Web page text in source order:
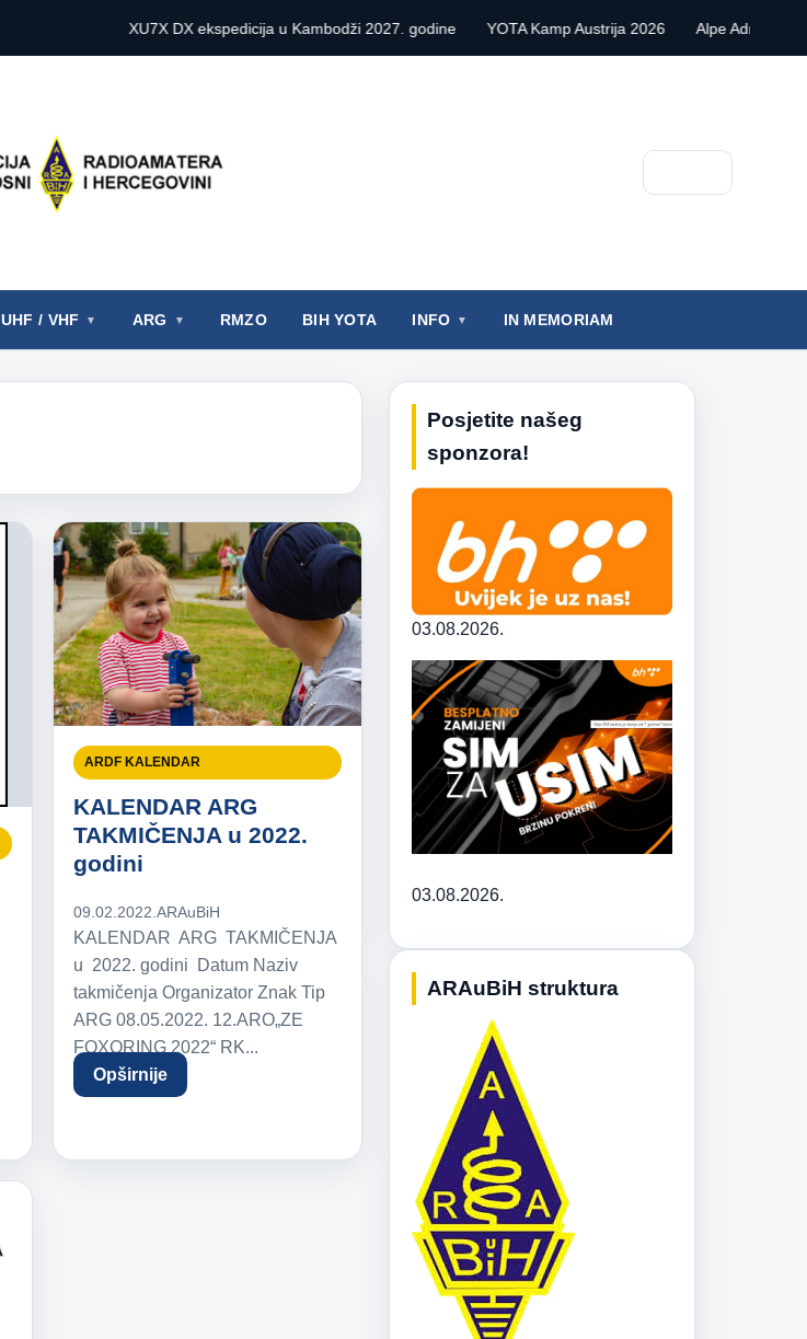
XU7X DX ekspedicija u Kambodži 2027. godine YOTA Kamp Austrija 2026 Alpe Adria Contest VHF
UHF / VHF ARG RMZO BIH YOTA INFO IN MEMORIAM
ARDF KALENDAR
KALENDAR ARG
TAKMIČENJA u 2022.
godini
09.02.2022. ARAuBiH
KALENDAR ARG TAKMIČENJA
u 2022. godini Datum Naziv
takmičenja Organizator Znak Tip
ARG 08.05.2022. 12.ARO„ZE
FOXORING 2022“ RK...
Opširnije
Posjetite našeg
sponzora!
03.08.2026.
03.08.2026.
ARAuBiH struktura